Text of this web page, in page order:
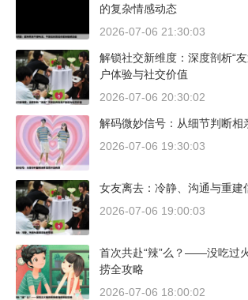
的复杂情感动态
2026-07-06 21:30:03
解锁社交新维度：深度剖析“
户体验与社交价值
2026-07-06 20:30:02
解码微妙信号：从细节判断相
2026-07-06 19:30:03
女友离去：冷静、沟通与重建
2026-07-06 19:00:03
首次共赴“辣”么？——没吃过
捞全攻略
2026-07-06 18:00:02